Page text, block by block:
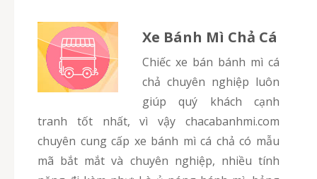
Xe Bánh Mì Chả Cá
Chiếc xe bán bánh mì cá
chả chuyên nghiệp luôn
giúp quý khách cạnh
tranh tốt nhất, vì vậy chacabanhmi.com
chuyên cung cấp xe bánh mì cá chả có mẫu
mã bắt mắt và chuyên nghiệp, nhiều tính